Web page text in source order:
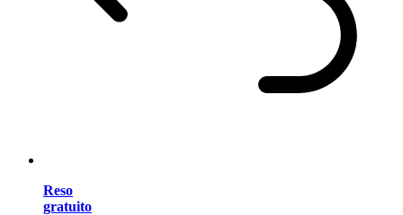
Reso
gratuito